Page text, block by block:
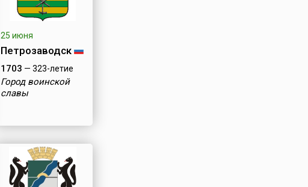
25 июня
Петрозаводск
1703 — 323-летие
Город воинской
славы